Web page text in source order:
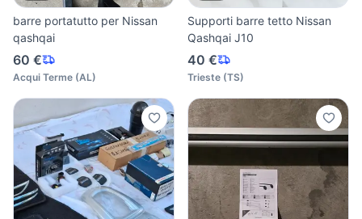
barre portatutto per Nissan
qashqai
60 €
Acqui Terme (AL)
Supporti barre tetto Nissan
Qashqai J10
40 €
Trieste (TS)